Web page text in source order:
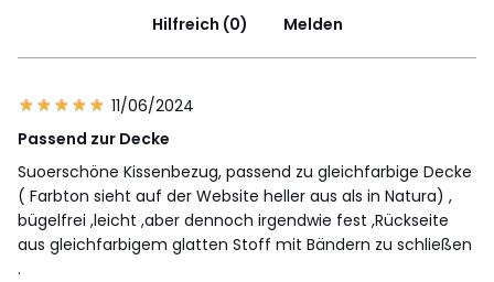
Hilfreich (0) Melden
11/06/2024
Passend zur Decke
Suoerschöne Kissenbezug, passend zu gleichfarbige Decke
( Farbton sieht auf der Website heller aus als in Natura) ,
bügelfrei ,leicht ,aber dennoch irgendwie fest ,Rückseite
aus gleichfarbigem glatten Stoff mit Bändern zu schließen
.